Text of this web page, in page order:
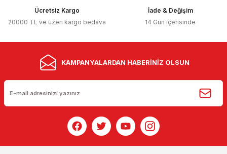
Ücretsiz Kargo
20000 TL ve üzeri kargo bedava
İade & Değişim
14 Gün içerisinde
KAMPANYALARDAN HABERİNİZ OLSUN